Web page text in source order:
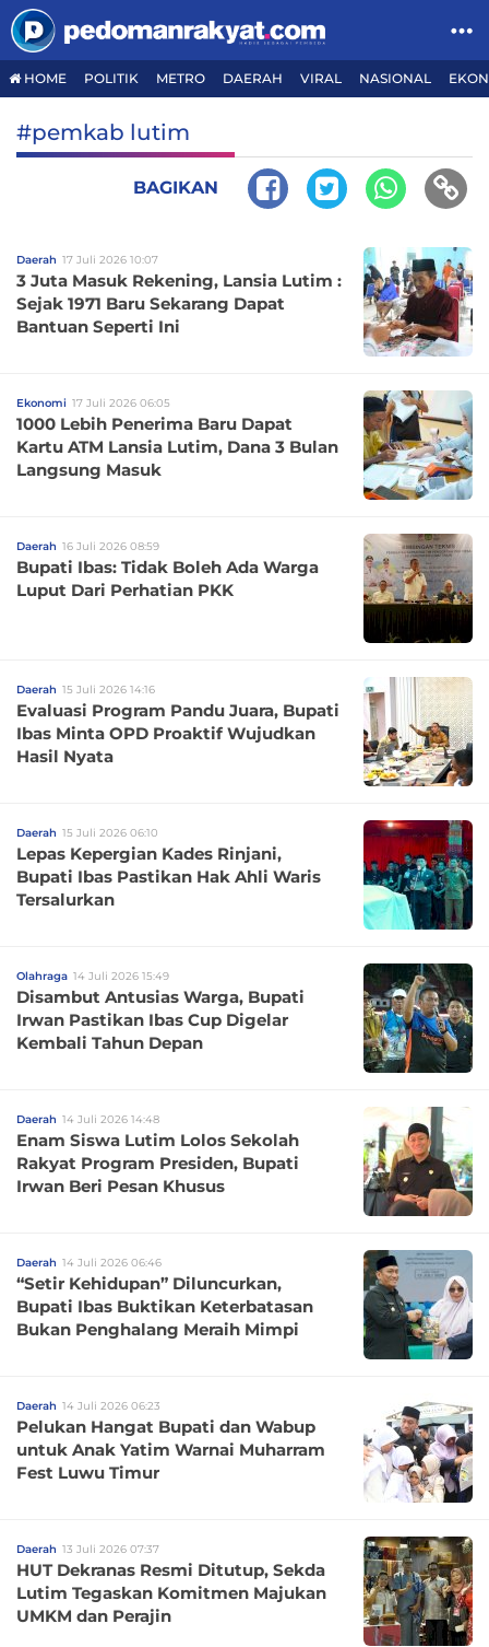
HOME POLITIK METRO DAERAH VIRAL NASIONAL
#pemkab lutim
BAGIKAN
Daerah 17 Juli 2026 10:07
3 Juta Masuk Rekening, Lansia Lutim :
Sejak 1971 Baru Sekarang Dapat
Bantuan Seperti Ini
Ekonomi 17 Juli 2026 06:05
1000 Lebih Penerima Baru Dapat
Kartu ATM Lansia Lutim, Dana 3 Bulan
Langsung Masuk
Daerah 16 Juli 2026 08:59
Bupati Ibas: Tidak Boleh Ada Warga
Luput Dari Perhatian PKK
Daerah 15 Juli 2026 14:16
Evaluasi Program Pandu Juara, Bupati
Ibas Minta OPD Proaktif Wujudkan
Hasil Nyata
Daerah 15 Juli 2026 06:10
Lepas Kepergian Kades Rinjani,
Bupati Ibas Pastikan Hak Ahli Waris
Tersalurkan
Olahraga 14 Juli 2026 15:49
Disambut Antusias Warga, Bupati
Irwan Pastikan Ibas Cup Digelar
Kembali Tahun Depan
Daerah 14 Juli 2026 14:48
Enam Siswa Lutim Lolos Sekolah
Rakyat Program Presiden, Bupati
Irwan Beri Pesan Khusus
Daerah 14 Juli 2026 06:46
“Setir Kehidupan” Diluncurkan,
Bupati Ibas Buktikan Keterbatasan
Bukan Penghalang Meraih Mimpi
Daerah 14 Juli 2026 06:23
Pelukan Hangat Bupati dan Wabup
untuk Anak Yatim Warnai Muharram
Fest Luwu Timur
Daerah 13 Juli 2026 07:37
HUT Dekranas Resmi Ditutup, Sekda
Lutim Tegaskan Komitmen Majukan
UMKM dan Perajin